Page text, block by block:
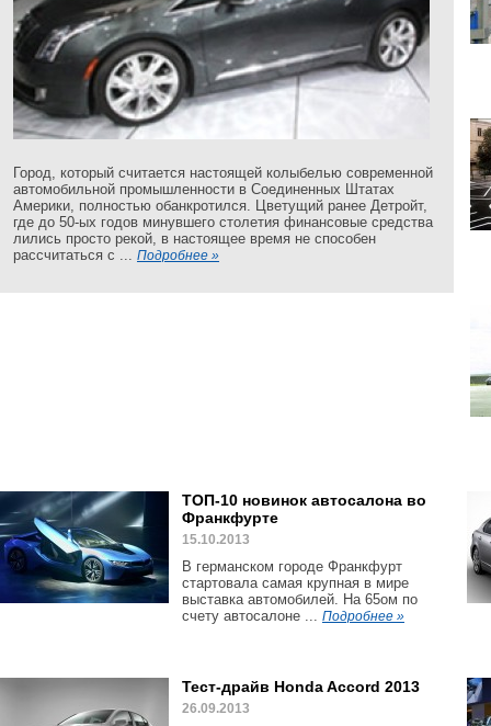
Город, который считается настоящей колыбелью современной
автомобильной промышленности в Соединенных Штатах
Америки, полностью обанкротился. Цветущий ранее Детройт,
где до 50-ых годов минувшего столетия финансовые средства
лились просто рекой, в настоящее время не способен
рассчитаться с ... Подробнее »
ТОП-10 новинок автосалона во
Франкфурте
15.10.2013
В германском городе Франкфурт
стартовала самая крупная в мире
выставка автомобилей. На 65ом по
счету автосалоне ... Подробнее »
Тест-драйв Honda Accord 2013
26.09.2013